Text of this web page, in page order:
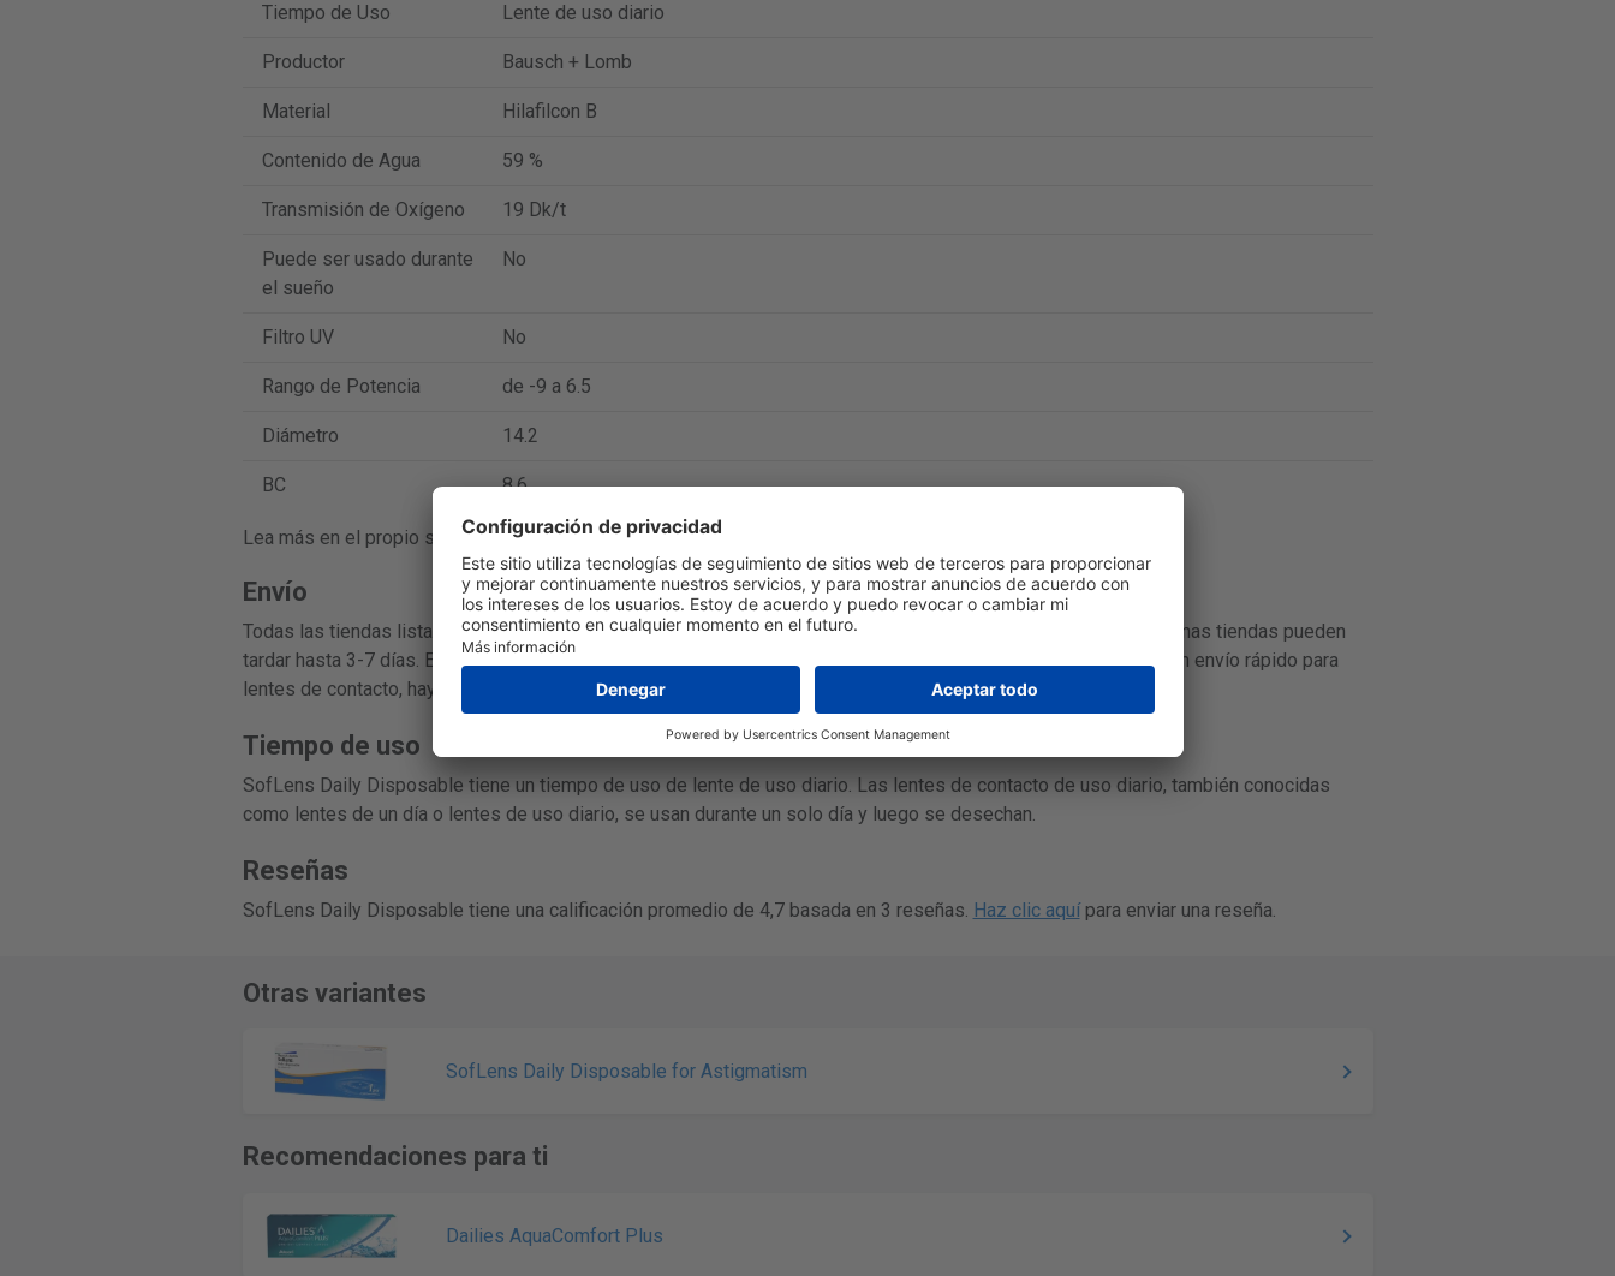
Tiempo de Uso Lente de uso diario
Productor Bausch + Lomb
Material Hilafilcon B
Contenido de Agua 59 %
Transmisión de Oxígeno 19 Dk/t
Puede ser usado durante
el sueño
No
Filtro UV No
Rango de Potencia de -9 a 6.5
Diámetro 14.2
BC 8.6
Lea más en el propio sitio web del fabricante:https://www.bausch.com/
Envío
Todas las tiendas listadas en esta página envían a Chile. El tiempo de entrega típico es de 1-3 días, aunque algunas tiendas pueden
tardar hasta 3-7 días. El tiempo de entrega exacto puede encontrarse en el sitio web de la tienda. Si necesitas un envío rápido para
lentes de contacto, hay tiendas que ofrecen este servicio.
Tiempo de uso
SofLens Daily Disposable tiene un tiempo de uso de lente de uso diario. Las lentes de contacto de uso diario, también conocidas
como lentes de un día o lentes de uso diario, se usan durante un solo día y luego se desechan.
Reseñas
SofLens Daily Disposable tiene una calificación promedio de 4,7 basada en 3 reseñas. Haz clic aquípara enviar una reseña.
Otras variantes
SofLens Daily Disposable for Astigmatism
Recomendaciones para ti
Dailies AquaComfort Plus